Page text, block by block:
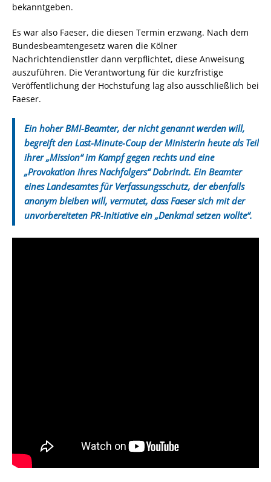
bekanntgeben.
Es war also Faeser, die diesen Termin erzwang. Nach dem
Bundesbeamtengesetz waren die Kölner
Nachrichtendienstler dann verpflichtet, diese Anweisung
auszuführen. Die Verantwortung für die kurzfristige
Veröffentlichung der Hochstufung lag also ausschließlich bei
Faeser.
Ein hoher BMI-Beamter, der nicht genannt werden will,
begreift den Last-Minute-Coup der Ministerin heute als Teil
ihrer „Mission“ im Kampf gegen rechts und eine
„Provokation ihres Nachfolgers“ Dobrindt. Ein Beamter
eines Landesamtes für Verfassungsschutz, der ebenfalls
anonym bleiben will, vermutet, dass Faeser sich mit der
unvorbereiteten PR-Initiative ein „Denkmal setzen wollte“.